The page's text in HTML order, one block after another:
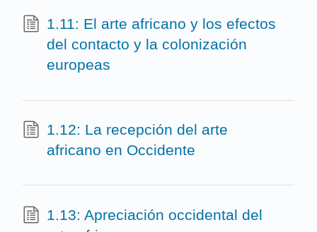
1.11: El arte africano y los efectos
del contacto y la colonización
europeas
1.12: La recepción del arte
africano en Occidente
1.13: Apreciación occidental del